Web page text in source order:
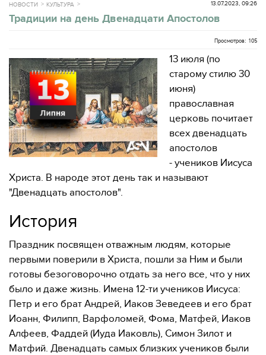
НОВОСТИ КУЛЬТУРА 13.07.2023, 09:26
Традиции на день Двенадцати Апостолов
Просмотров: 105
13 июля (по
старому стилю 30
июня)
православная
церковь почитает
всех двенадцать
апостолов
- учеников Иисуса
Христа. В народе этот день так и называют
"Двенадцать апостолов".
История
Праздник посвящен отважным людям, которые
первыми поверили в Христа, пошли за Ним и были
готовы безоговорочно отдать за него все, что у них
было и даже жизнь. Имена 12-ти учеников Иисуса:
Петр и его брат Андрей, Иаков Зеведеев и его брат
Иоанн, Филипп, Варфоломей, Фома, Матфей, Иаков
Алфеев, Фаддей (Иуда Иаковль), Симон Зилот и
Матфий. Двенадцать самых близких учеников были